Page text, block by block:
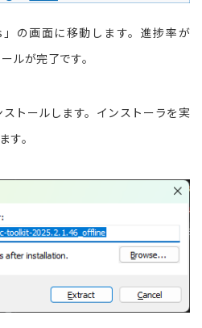
の画面に移動します。進捗率が
ルが完了です。
トールします。インストーラを実
。